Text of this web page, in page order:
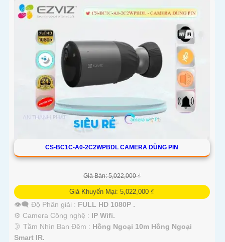
CS-BC1C-A0-2C2WPBDL CAMERA DÙNG PIN
Giá Bán: 5,022,000 ₫
Giá Khuyến Mại: 5,022,000 ₫
👁️‍🗨 Độ Phân giải : FULL HD 1080P .
⚙ Camera Công nghệ : IP Wifi.
🌛 Tầm Nhìn Ban Đêm : Hồng Ngoại 10m Hồng Ngoại
Smart IR.